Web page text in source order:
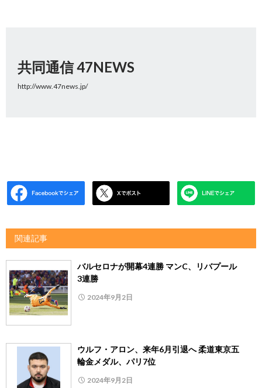
共同通信 47NEWS
http://www.47news.jp/
関連記事
バルセロナが開幕4連勝 マンC、リバプール
3連勝
2024年9月2日
ウルフ・アロン、来年6月引退へ 柔道東京五
輪金メダル、パリ7位
2024年9月2日